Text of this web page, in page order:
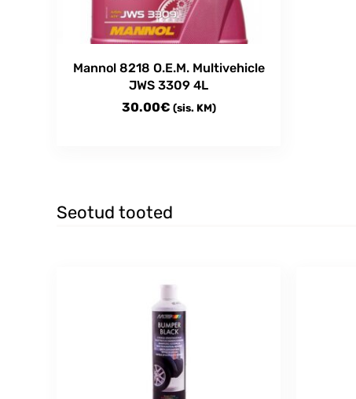
Mannol 8218 O.E.M. Multivehicle
JWS 3309 4L
30.00€ (sis. KM)
Seotud tooted